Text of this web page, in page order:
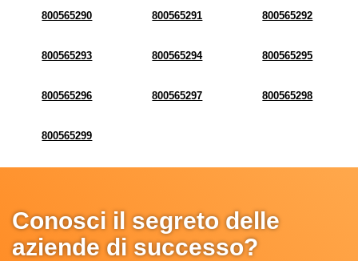
800565290 800565291 800565292
800565293 800565294 800565295
800565296 800565297 800565298
800565299
Conosci il segreto delle
aziende di successo?